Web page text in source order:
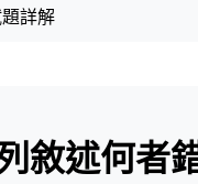
詳解
敘述何者